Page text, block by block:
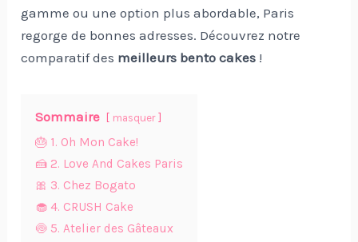
gamme ou une option plus abordable, Paris
regorge de bonnes adresses. Découvrez notre
comparatif des meilleurs bento cakes !
Sommaire masquer
🎂 1. Oh Mon Cake!
🍰 2. Love And Cakes Paris
🎀 3. Chez Bogato
🧁 4. CRUSH Cake
🍥 5. Atelier des Gâteaux